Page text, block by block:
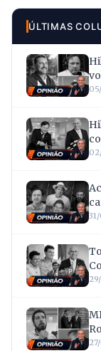
ÚLTIMAS
e